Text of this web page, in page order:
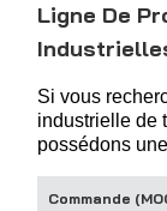
Ligne De
Si vous
industrielle de
possédons
Commande